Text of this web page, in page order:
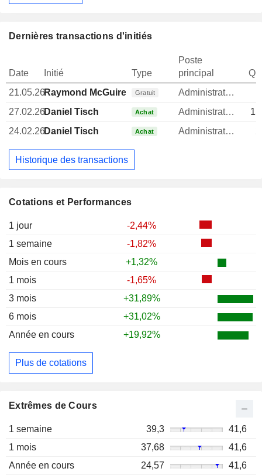
Cotations et Performances
1 jour
-2,44%
1 semaine
-1,82%
Mois en cours
+1,32%
1 mois
-1,65%
3 mois
+31,89%
6 mois
+31,02%
Année en cours
+19,92%
Plus de cotations
Extrêmes de Cours
1 semaine 39,3
41,6
1 mois
37,68
41,6
Année en cours
24,57
41,6
Dernières transactions d'initiés
Date Initié Type
Poste
principal
21.05.26Raymond McGuire Gratuit Administrateur
27.02.26Daniel Tisch Achat Administrateur
24.02.26Daniel Tisch Achat Administrateur
Historique des transactions